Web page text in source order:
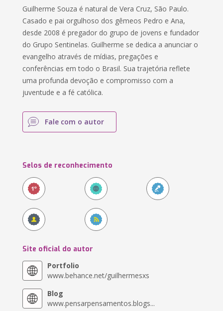
Guilherme Souza é natural de Vera Cruz, São Paulo.
Casado e pai orgulhoso dos gêmeos Pedro e Ana,
desde 2008 é pregador do grupo de jovens e fundador
do Grupo Sentinelas. Guilherme se dedica a anunciar o
evangelho através de mídias, pregações e
conferências em todo o Brasil. Sua trajetória reflete
uma profunda devoção e compromisso com a
juventude e a fé católica.
Fale com o autor
Selos de reconhecimento
Site oficial do autor
Portfolio
www.behance.net/guilhermesxs
Blog
www.pensarpensamentos.blogs...